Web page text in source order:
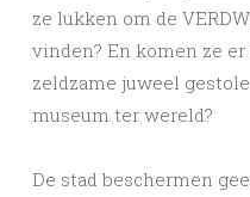
ze lukken om de
vinden? En komen ze
zeldzame juweel
museum ter wereld?
De stad beschermen